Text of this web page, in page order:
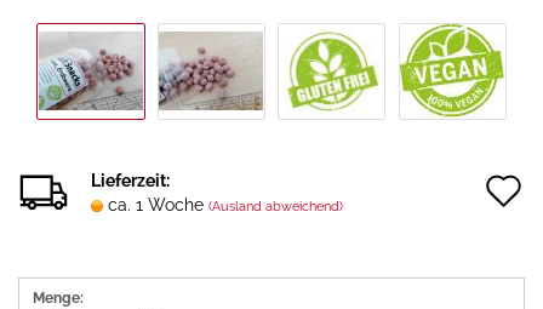
Lieferzeit:
ca. 1 Woche (Ausland abweichend)
Menge: